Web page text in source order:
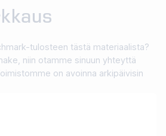
tulosteen tästä materiaalista?
niin otamme sinuun yhteyttä
on avoinna arkipäivisin